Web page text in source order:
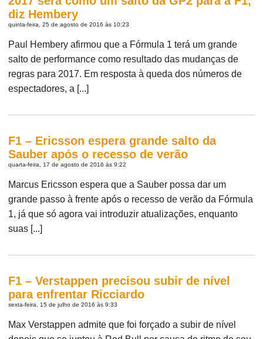
diz Hembery
quinta-feira, 25 de agosto de 2016 às 10:23
Paul Hembery afirmou que a Fórmula 1 terá um grande
salto de performance como resultado das mudanças de
regras para 2017. Em resposta à queda dos números de
espectadores, a [...]
F1 – Ericsson espera grande salto da
Sauber após o recesso de verão
quarta-feira, 17 de agosto de 2016 às 9:22
Marcus Ericsson espera que a Sauber possa dar um
grande passo à frente após o recesso de verão da Fórmula
1, já que só agora vai introduzir atualizações, enquanto
suas [...]
F1 – Verstappen precisou subir de nível
para enfrentar Ricciardo
sexta-feira, 15 de julho de 2016 às 9:33
Max Verstappen admite que foi forçado a subir de nível